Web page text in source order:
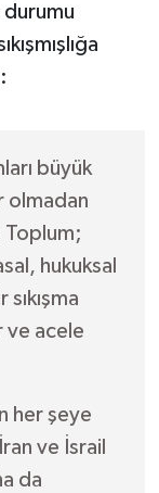
büyük
olmadan
Toplum;
hukuksal
ve acele
her şeye
ve İsrail
da